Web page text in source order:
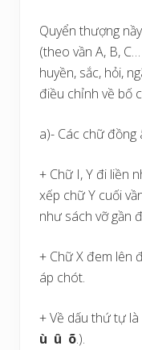
Quyển thượng
(theo vần A, B,
huyền, sắc, hỏi,
điều chỉnh về bố
a)- Các chữ đồng
+ Chữ I, Y đi liền
xếp chữ Y cuối
như sách vỡ gần
+ Chữ X đem lên
áp chót.
+ Về dấu thứ tự là
ù û õ.).